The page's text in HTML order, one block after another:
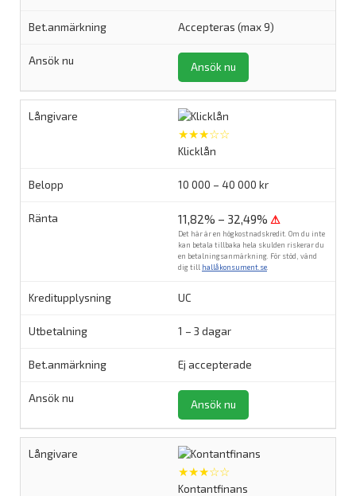
Accepteras (max 9)
Ansök nu
★★★☆☆
Klicklån
10 000 – 40 000 kr
11,82% – 32,49% ⚠
Det här är en högkostnadskredit. Om du inte
kan betala tillbaka hela skulden riskerar du
en betalningsanmärkning. För stöd, vänd
dig till hallåkonsument.se
UC
1 – 3 dagar
Ej accepterade
Ansök nu
★★★☆☆
Kontantfinans